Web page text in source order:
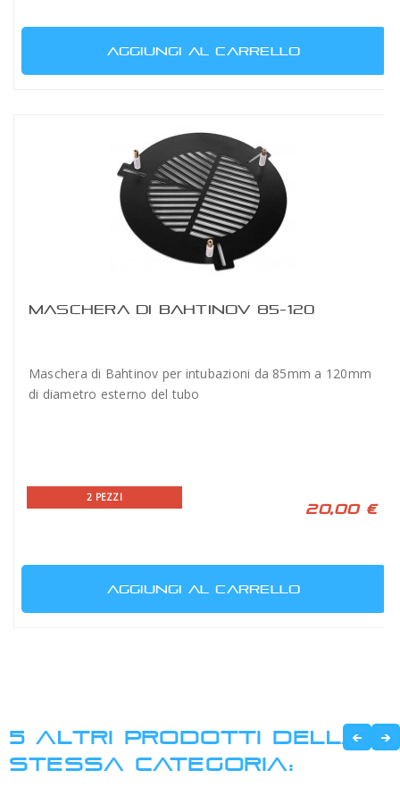
AGGIUNGI AL CARRELLO
MASCHERA DI BAHTINOV 85-120
Maschera di Bahtinov per intubazioni da 85mm a 120mm
di diametro esterno del tubo
2 PEZZI
20,00 €
AGGIUNGI AL CARRELLO
5 ALTRI PRODOTTI DELLA
STESSA CATEGORIA: